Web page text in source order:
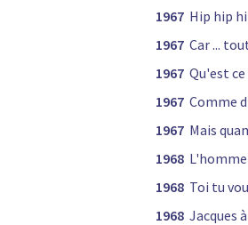
1967 Hip hip
1967 Car ...
1967 Qu'est ce
1967 Comme
1967 Mais
1968
1968 Toi tu
1968 Jacques